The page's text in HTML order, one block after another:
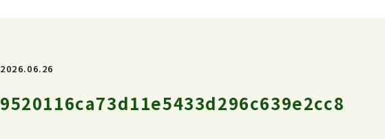
2026.06.26
9520116ca73d11e5433d296c639e2cc8